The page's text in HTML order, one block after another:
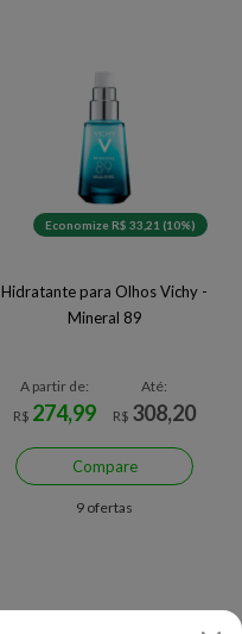
Economize R$ 33,21 (10%)
Hidratante para Olhos Vichy -
Mineral 89
A partir de:
R$ 274,99
Até:
R$ 308,20
Compare
9 ofertas